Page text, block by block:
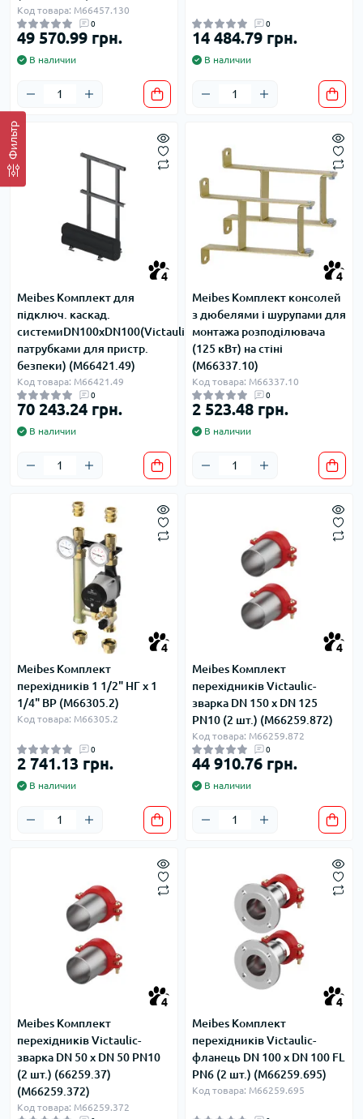
Фильтр
Код товара: M66457.130
0
49 570.99 грн.
В наличии
0
14 484.79 грн.
В наличии
4
Meibes Комплект для
підключ. каскад.
системиDN100xDN100(Victaulic,з
патрубками для пристр.
безпеки) (M66421.49)
Код товара: M66421.49
0
70 243.24 грн.
В наличии
4
Meibes Комплект консолей
з дюбелями і шурупами для
монтажа розподілювача
(125 кВт) на стіні
(M66337.10)
Код товара: M66337.10
0
2 523.48 грн.
В наличии
4
Meibes Комплект
перехідників 1 1/2" НГ х 1
1/4" ВР (M66305.2)
Код товара: M66305.2
0
2 741.13 грн.
В наличии
4
Meibes Комплект
перехідників Victaulic-
зварка DN 150 x DN 125
PN10 (2 шт.) (M66259.872)
Код товара: M66259.872
0
44 910.76 грн.
В наличии
4
Meibes Комплект
перехідників Victaulic-
зварка DN 50 x DN 50 PN10
(2 шт.) (66259.37)
(M66259.372)
Код товара: M66259.372
4
Meibes Комплект
перехідників Victaulic-
фланець DN 100 x DN 100 FL
PN6 (2 шт.) (M66259.695)
Код товара: M66259.695